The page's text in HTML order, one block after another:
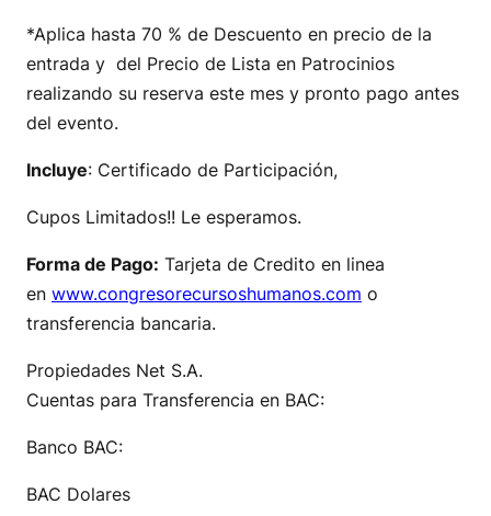
*Aplica hasta 70 % de Descuento en precio de la
entrada y del Precio de Lista en Patrocinios
realizando su reserva este mes y pronto pago antes
del evento.
Incluye: Certificado de Participación,
Cupos Limitados!! Le esperamos.
Forma de Pago: Tarjeta de Credito en linea
en www.congresorecursoshumanos.com o
transferencia bancaria.
Propiedades Net S.A.
Cuentas para Transferencia en BAC:
Banco BAC:
BAC Dolares